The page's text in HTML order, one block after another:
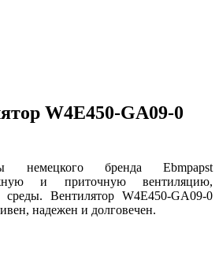
W4E450-GA09-0
немецкого бренда Ebmpapst
и приточную вентиляцию,
Вентилятор W4E450-GA09-0
надежен и долговечен.